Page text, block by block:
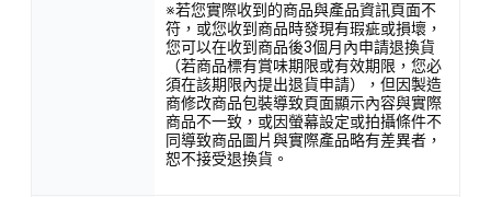
※若您實際收到的商品與產品資訊頁面不
符，或您收到商品時發現有瑕疵或損壞，
您可以在收到商品後3個月內申請退換貨
（若商品標有賞味期限或有效期限，您必
須在該期限內提出退貨申請），但因製造
商修改商品包裝導致頁面顯示內容與實際
商品不一致，或因螢幕設定或拍攝條件不
同導致商品圖片與實際產品略有差異者，
恕不接受退換貨。